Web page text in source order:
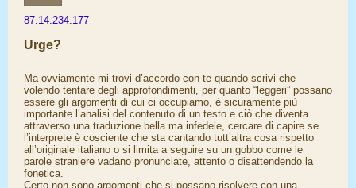
87.14.234.177
Urge?
Ma ovviamente mi trovi d’accordo con te quando scrivi che
volendo tentare degli approfondimenti, per quanto “leggeri” possano
essere gli argomenti di cui ci occupiamo, è sicuramente più
importante l’analisi del contenuto di un testo e ciò che diventa
attraverso una traduzione bella ma infedele, cercare di capire se
l’interprete è cosciente che sta cantando tutt’altra cosa rispetto
all’originale italiano o si limita a seguire su un gobbo come le
parole straniere vadano pronunciate, attento o disattendendo la
fonetica.
Certo non sono argomenti che si possano risolvere con una